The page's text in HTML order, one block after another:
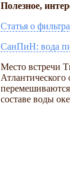
Полезное,
Статья о
СанПиН: вода
Место встречи
составе воды